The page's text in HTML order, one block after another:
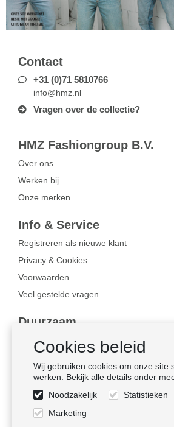
Cookies beleid
Wij gebruiken cookies om onze site
werken. Bekijk alle details onder
Noodzakelijk
Statistieken
Marketing
Contact
+31 (0)71 5810766
info@hmz.nl
Vragen over de collectie?
HMZ Fashiongroup B.V.
Over ons
Werken bij
Onze merken
Info & Service
Registreren als nieuwe klant
Privacy & Cookies
Voorwaarden
Veel gestelde vragen
Duurzaam
Bewust ondernemen
Sociale naleving
Volg ons